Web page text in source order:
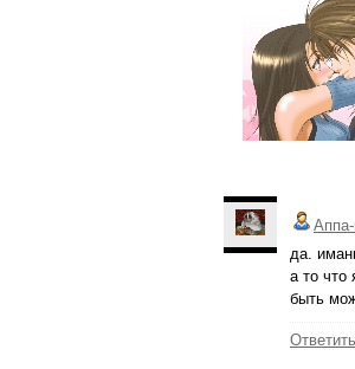
да.
а то что
быть
Ответить